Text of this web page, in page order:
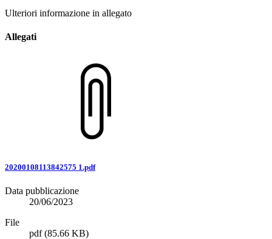
Ulteriori informazione in allegato
Allegati
20200108113842575 1.pdf
Data pubblicazione
20/06/2023
File
pdf(85.66 KB)